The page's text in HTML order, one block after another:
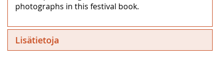
photographs in this festival book.
Lisätietoja